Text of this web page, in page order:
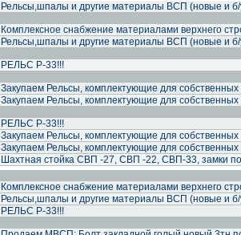
Рельсы,шпалы и другие материалы ВСП (новые и б/
Комплексное снабжение материалами верхнего
Рельсы,шпалы и другие материалы ВСП (новые и б/
РЕЛЬС Р-33!!!
Закупаем Рельсы, комплектующие для собственных
Закупаем Рельсы, комплектующие для собственных
РЕЛЬС Р-33!!!
Закупаем Рельсы, комплектующие для собственных
Закупаем Рельсы, комплектующие для собственных
Шахтная стойка СВП -27, СВП -22, СВП-33, замки
Комплексное снабжение материалами верхнего
Рельсы,шпалы и другие материалы ВСП (новые и б/
РЕЛЬС Р-33!!!